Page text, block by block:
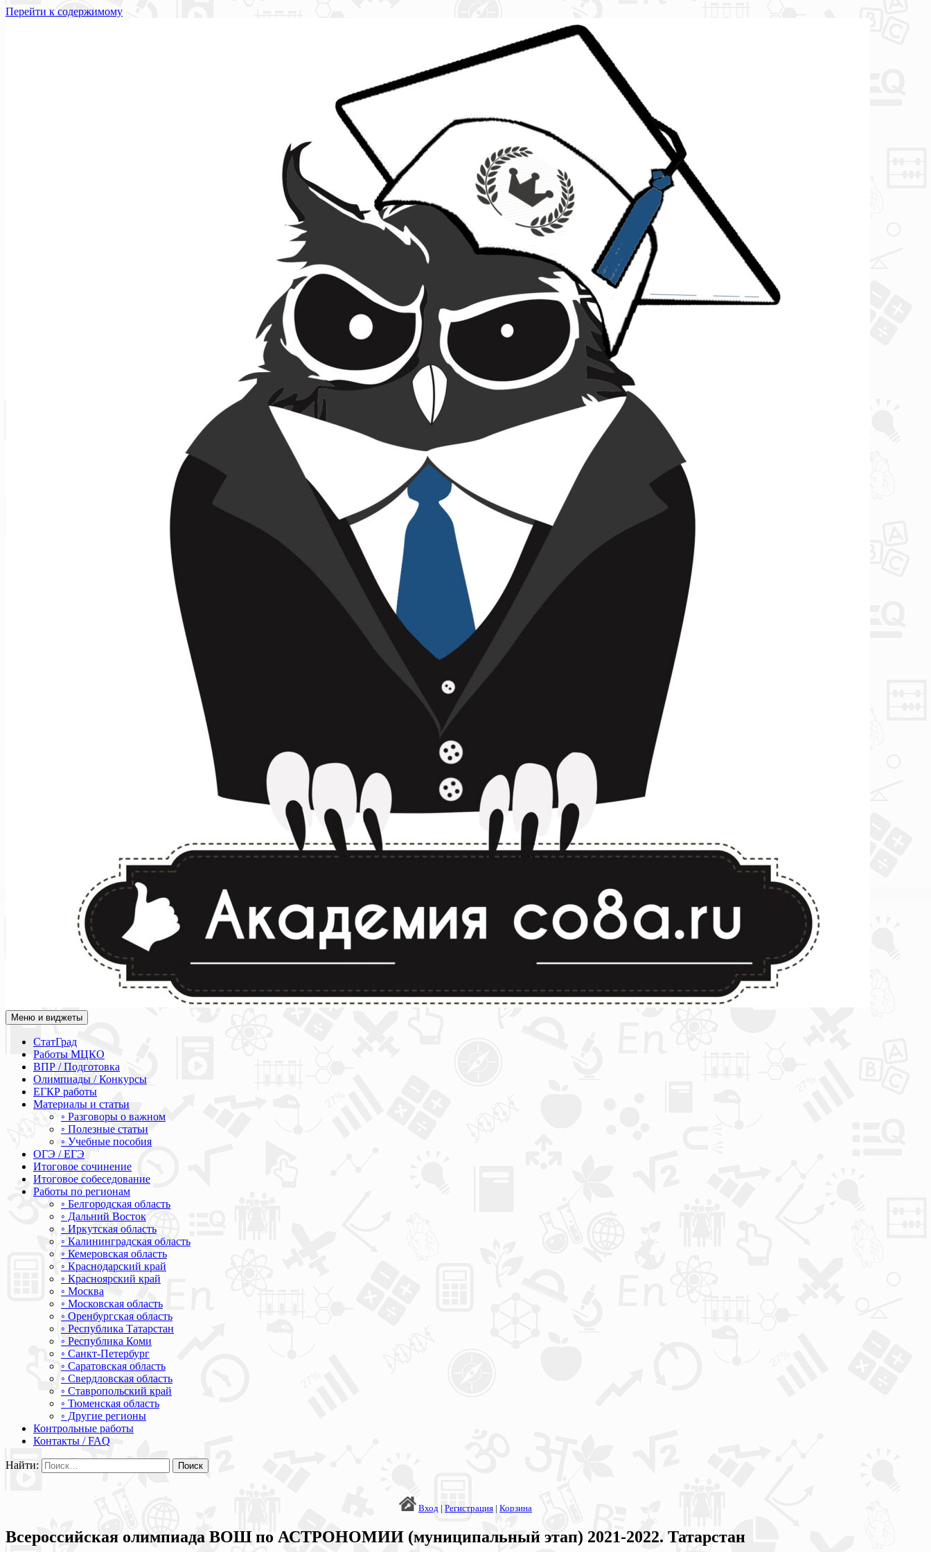
Перейти к содержимому
Академия СОВА
Подготовка к ЕГЭ, ОГЭ, ВПР, МЦКО, СтатГрад, КДР, ВОШ, олимпиады и конкурсы
Меню и виджеты
СтатГрад
Работы МЦКО
ВПР / Подготовка
Олимпиады / Конкурсы
ЕГКР работы
Материалы и статьи
◦ Разговоры о важном
◦ Полезные статьи
◦ Учебные пособия
ОГЭ / ЕГЭ
Итоговое сочинение
Итоговое собеседование
Работы по регионам
◦ Белгородская область
◦ Дальний Восток
◦ Иркутская область
◦ Калининградская область
◦ Кемеровская область
◦ Краснодарский край
◦ Красноярский край
◦ Москва
◦ Московская область
◦ Оренбургская область
◦ Республика Татарстан
◦ Республика Коми
◦ Санкт-Петербург
◦ Саратовская область
◦ Свердловская область
◦ Ставропольский край
◦ Тюменская область
◦ Другие регионы
Контрольные работы
Контакты / FAQ
Найти:
Вход | Регистрация | Корзина
Всероссийская олимпиада ВОШ по АСТРОНОМИИ (муниципальный этап) 2021-2022. Татарстан